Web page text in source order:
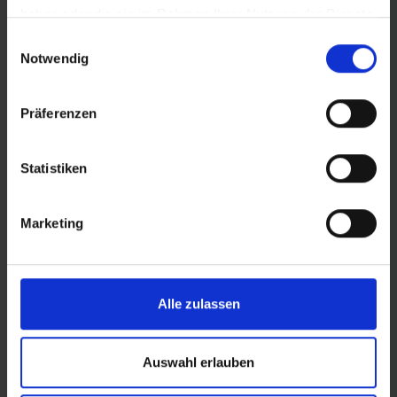
haben oder die sie im Rahmen Ihrer Nutzung der Dienste
Notwendig
Präferenzen
Statistiken
Marketing
Alle zulassen
Auswahl erlauben
Combina velocità e stabilità
in curva al più alto livello. Un ottimo tuttofare per i
Battistrada progettato in modo intelligente e
pur mantenendo il grip.
Sufficiente distanza tra i tasselli per un
Robusti tasselli sulla spalla.
Ulteriori informazioni: